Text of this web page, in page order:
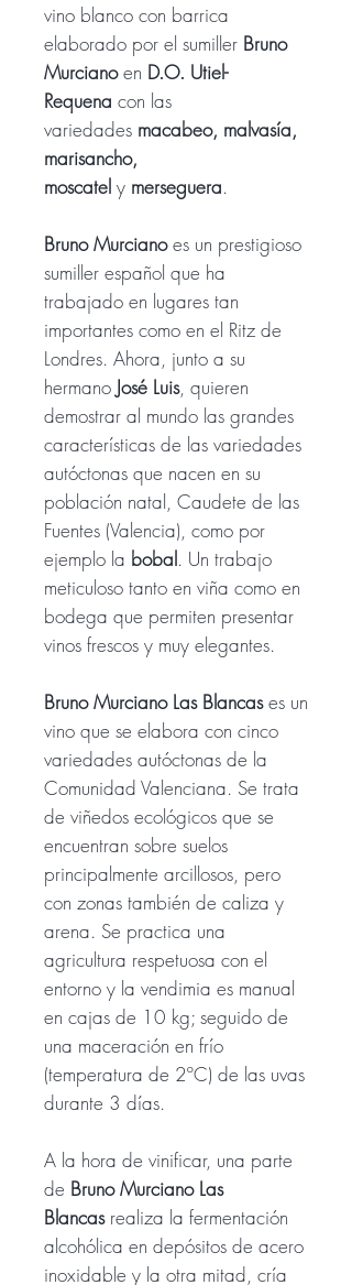
vino blanco con barrica
elaborado por el sumiller Bruno
Murcianoen D.O. Utiel-
Requena con las
variedades macabeo, malvasía,
marisancho,
moscatel y merseguera.
Bruno Murcianoes un prestigioso
sumiller español que ha
trabajado en lugares tan
importantes como en el Ritz de
Londres. Ahora, junto a su
hermano José Luis, quieren
demostrar al mundo las grandes
características de las variedades
autóctonas que nacen en su
población natal, Caudete de las
Fuentes (Valencia), como por
ejemplo la bobal. Un trabajo
meticuloso tanto en viña como en
bodega que permiten presentar
vinos frescos y muy elegantes.
Bruno Murciano Las Blancases un
vino que se elabora con cinco
variedades autóctonas de la
Comunidad Valenciana. Se trata
de viñedos ecológicos que se
encuentran sobre suelos
principalmente arcillosos, pero
con zonas también de caliza y
arena. Se practica una
agricultura respetuosa con el
entorno y la vendimia es manual
en cajas de 10 kg; seguido de
una maceración en frío
(temperatura de 2ºC) de las uvas
durante 3 días.
A la hora de vinificar, una parte
de Bruno Murciano Las
Blancasrealiza la fermentación
alcohólica en depósitos de acero
inoxidable y la otra mitad, cría